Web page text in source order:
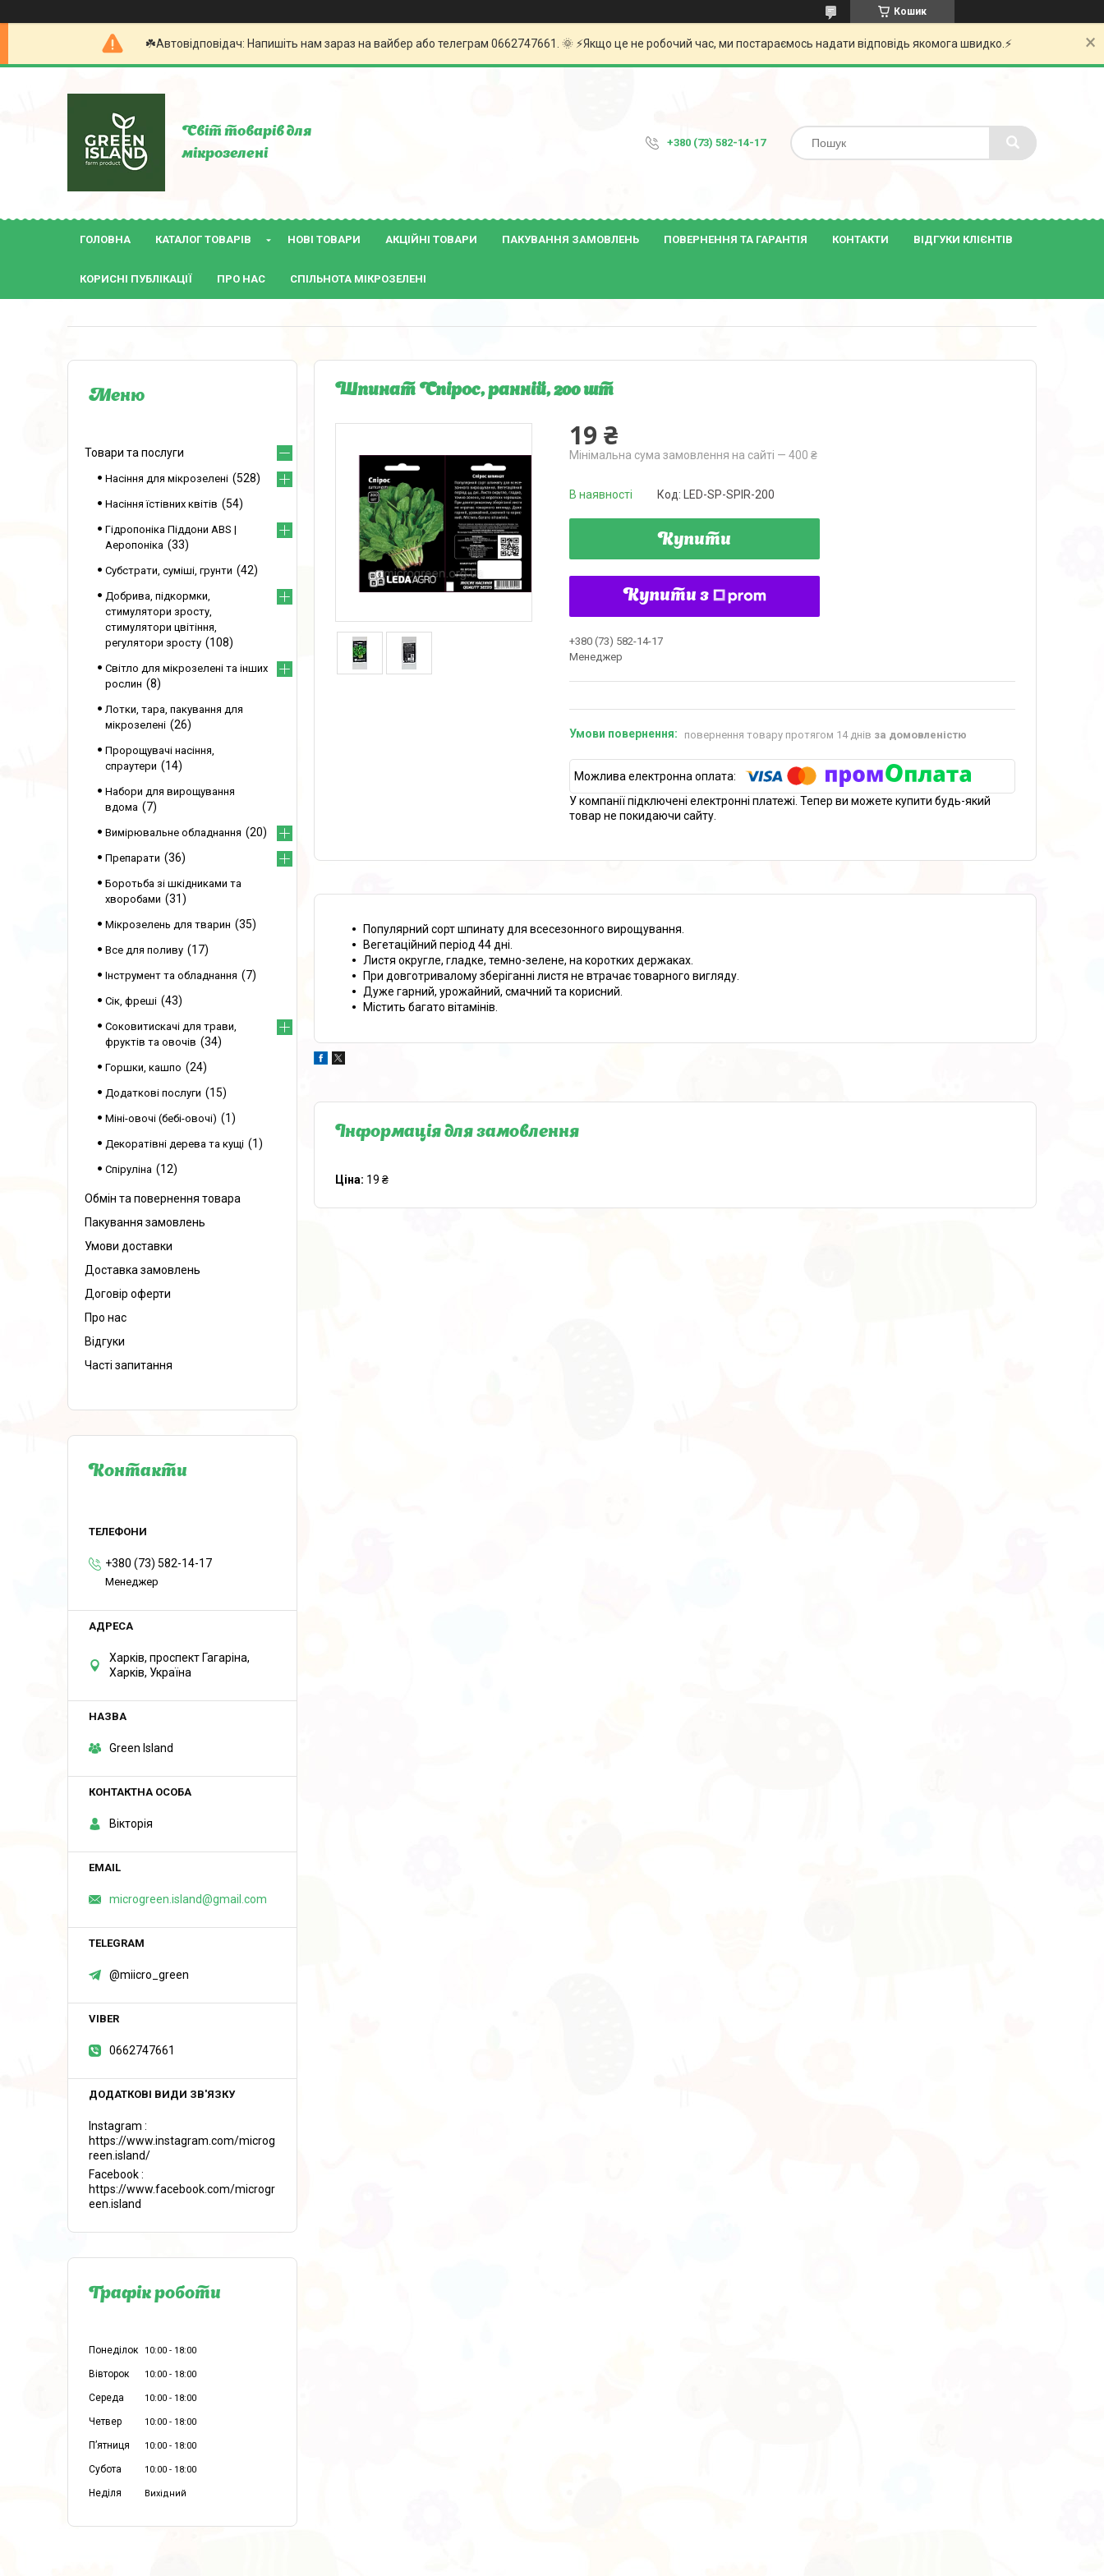
Кошик
☘️Автовідповідач: Напишіть нам зараз на вайбер або телеграм 0662747661. 🌞 ⚡️Якщо це не робочий час, ми постараємось надати відповідь якомога швидко.⚡️
Світ товарів для
мікрозелені
+380 (73) 582-14-17
ГОЛОВНА КАТАЛОГ ТОВАРІВ НОВІ ТОВАРИ АКЦІЙНІ ТОВАРИ ПАКУВАННЯ ЗАМОВЛЕНЬ ПОВЕРНЕННЯ ТА ГАРАНТІЯ КОНТАКТИ ВІДГУКИ КЛІЄНТІВ
КОРИСНІ ПУБЛІКАЦІЇ ПРО НАС СПІЛЬНОТА МІКРОЗЕЛЕНІ
Шпинат Спірос, ранній, 200 шт
19 ₴
Мінімальна сума замовлення на сайті — 400 ₴
В наявності Код: LED-SP-SPIR-200
Купити
Купити з
+380 (73) 582-14-17
Менеджер
повернення товару протягом 14 днів за домовленістю
У компанії підключені електронні платежі. Тепер ви можете купити будь-який
товар не покидаючи сайту.
Популярний сорт шпинату для всесезонного вирощування.
Вегетаційний період 44 дні.
Листя округле, гладке, темно-зелене, на коротких держаках.
При довготривалому зберіганні листя не втрачає товарного вигляду.
Дуже гарний, урожайний, смачний та корисний.
Містить багато вітамінів.
Інформація для замовлення
Ціна: 19 ₴
Товари та послуги
Насіння для мікрозелені 528
Насіння їстівних квітів 54
Гідропоніка Піддони ABS |
Аеропоніка
33
Субстрати, суміші, грунти 42
Добрива, підкормки,
стимулятори зросту,
стимулятори цвітіння,
регулятори зросту
108
Світло для мікрозелені та інших
рослин
8
Лотки, тара, пакування для
мікрозелені
26
Пророщувачі насіння,
спраутери
14
Набори для вирощування
вдома
7
Вимірювальне обладнання 20
Препарати 36
Боротьба зі шкідниками та
хворобами
31
Мікрозелень для тварин 35
Все для поливу 17
Інструмент та обладнання 7
Сік, фреші 43
Соковитискачі для трави,
фруктів та овочів
34
Горшки, кашпо 24
Додаткові послуги 15
Міні-овочі (бебі-овочі) 1
Декоратівні дерева та кущі 1
Спіруліна 12
Обмін та повернення товара
Пакування замовлень
Умови доставки
Доставка замовлень
Договір оферти
Про нас
Відгуки
Часті запитання
Контакти
+380 (73) 582-14-17
Менеджер
Харків, проспект Гагаріна,
Харків, Україна
Green Island
Вікторія
microgreen.island@gmail.com
@miicro_green
0662747661
Instagram
https://www.instagram.com/microg
reen.island/
Facebook
https://www.facebook.com/microgr
een.island
Графік роботи
Понеділок 10:00 18:00
Вівторок 10:00 18:00
Середа 10:00 18:00
Четвер 10:00 18:00
Пʼятниця 10:00 18:00
Субота 10:00 18:00
Неділя Вихідний